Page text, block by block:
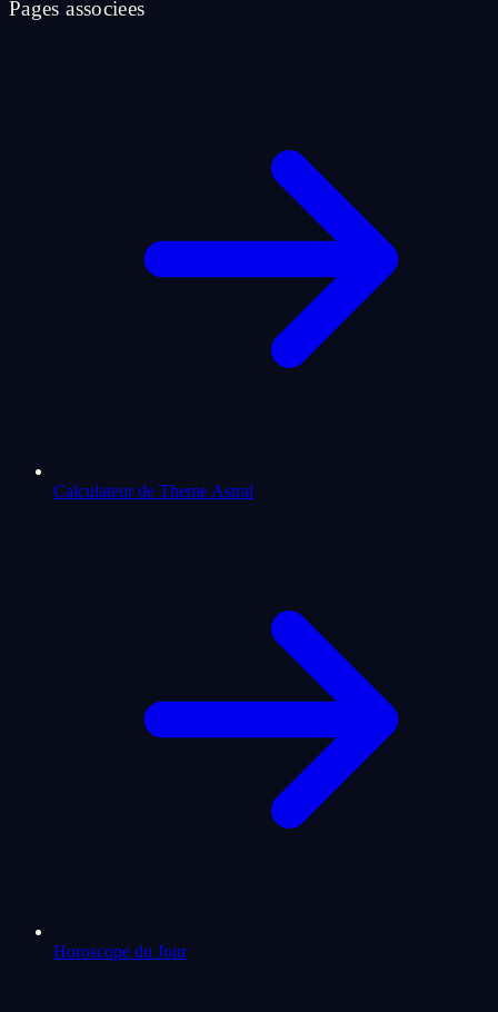
Pages associees
Calculateur de Theme Astral
Horoscope du Jour